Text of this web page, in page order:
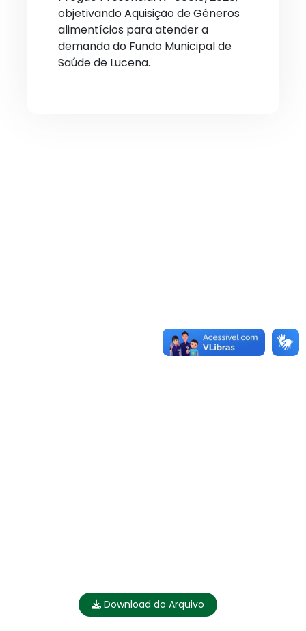
objetivando Aquisição de Gêneros
alimentícios para atender a
demanda do Fundo Municipal de
Saúde de Lucena.
Download do Arquivo